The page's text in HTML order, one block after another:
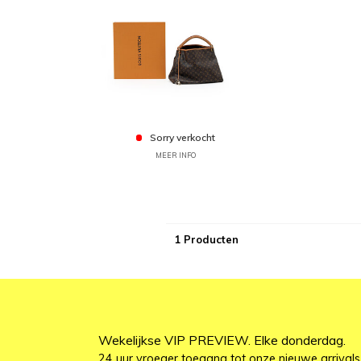
Sorry verkocht
MEER INFO
1 Producten
Wekelijkse VIP PREVIEW. Elke donderdag.